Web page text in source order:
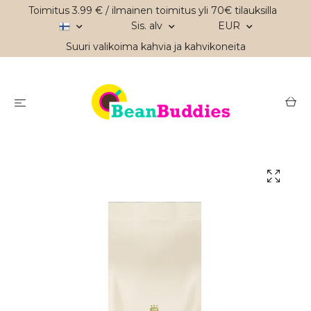
Toimitus 3.99 € / ilmainen toimitus yli 70€ tilauksilla
Sis. alv
EUR
Suuri valikoima kahvia ja kahvikoneita